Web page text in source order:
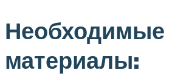
Необходимые
материалы: